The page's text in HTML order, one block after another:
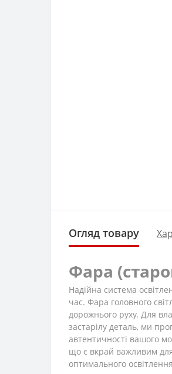
Огляд товару
Фара
Надійна система
час. Фара головного
дорожнього руху. Для
застарілу деталь, ми
автентичності вашого
що є вкрай важливим для
оптимального